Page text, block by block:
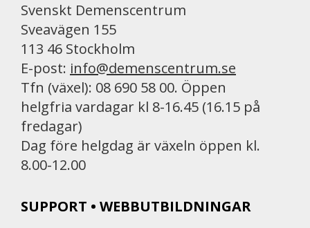
Svenskt Demenscentrum
Sveavägen 155
113 46 Stockholm
E-post: info@demenscentrum.se
Tfn (växel): 08 690 58 00. Öppen
helgfria vardagar kl 8-16.45 (16.15 på
fredagar)
Dag före helgdag är växeln öppen kl.
8.00-12.00
SUPPORT • WEBBUTBILDNINGAR